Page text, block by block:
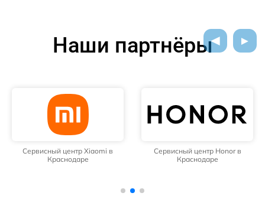
Наши партнёры
Сервисный центр Xiaomi в
Краснодаре
Сервисный центр Honor в
Краснодаре